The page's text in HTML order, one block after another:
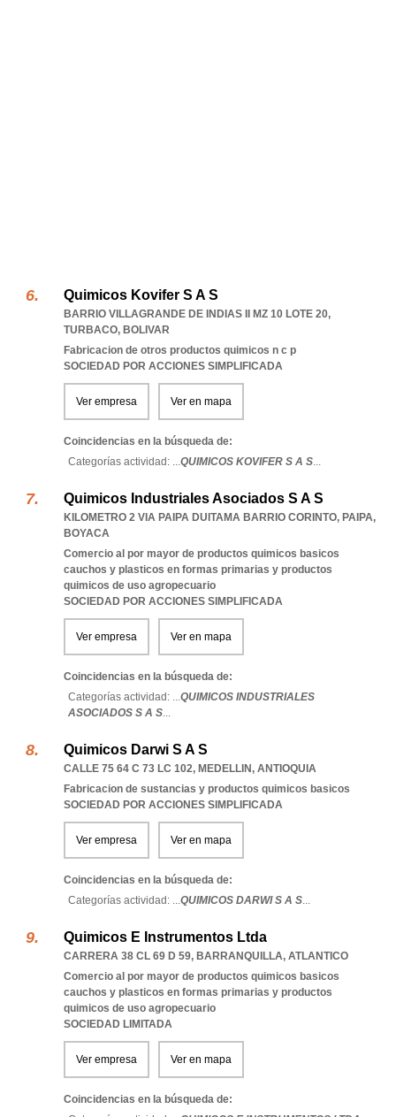
Quimicos Kovifer S A S
BARRIO VILLAGRANDE DE INDIAS II MZ 10 LOTE 20,
TURBACO, BOLIVAR
Fabricacion de otros productos quimicos n c p
SOCIEDAD POR ACCIONES SIMPLIFICADA
Ver empresa Ver en mapa
Coincidencias en la búsqueda de:
Categorías actividad: ...QUIMICOS KOVIFER S A S...
Quimicos Industriales Asociados S A S
KILOMETRO 2 VIA PAIPA DUITAMA BARRIO CORINTO, PAIPA,
BOYACA
Comercio al por mayor de productos quimicos basicos
cauchos y plasticos en formas primarias y productos
quimicos de uso agropecuario
SOCIEDAD POR ACCIONES SIMPLIFICADA
Ver empresa Ver en mapa
Coincidencias en la búsqueda de:
Categorías actividad: ...QUIMICOS INDUSTRIALES
ASOCIADOS S A S...
Quimicos Darwi S A S
CALLE 75 64 C 73 LC 102, MEDELLIN, ANTIOQUIA
Fabricacion de sustancias y productos quimicos basicos
SOCIEDAD POR ACCIONES SIMPLIFICADA
Ver empresa Ver en mapa
Coincidencias en la búsqueda de:
Categorías actividad: ...QUIMICOS DARWI S A S...
Quimicos E Instrumentos Ltda
CARRERA 38 CL 69 D 59, BARRANQUILLA, ATLANTICO
Comercio al por mayor de productos quimicos basicos
cauchos y plasticos en formas primarias y productos
quimicos de uso agropecuario
SOCIEDAD LIMITADA
Ver empresa Ver en mapa
Coincidencias en la búsqueda de: